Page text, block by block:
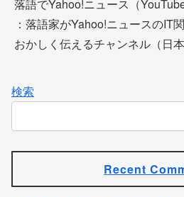
落語でYahoo!ニュース（
：落語家がYahoo!ニュースのIT
おかしく伝えるチャンネル（日本
検索
Recent